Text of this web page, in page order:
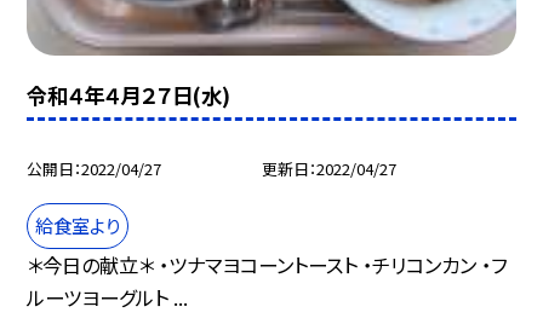
令和４年４月２７日(水)
公開日 2022/04/27 更新日 2022/04/27
給食室より
＊今日の献立＊ ・ツナマヨコーントースト ・チリコンカン ・フ
ルーツヨーグルト ...